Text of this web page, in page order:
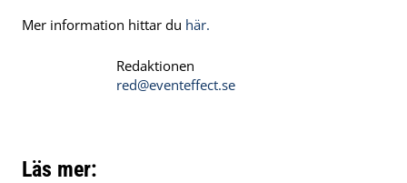
Mer information hittar du här.
Redaktionen
red@eventeffect.se
Läs mer: